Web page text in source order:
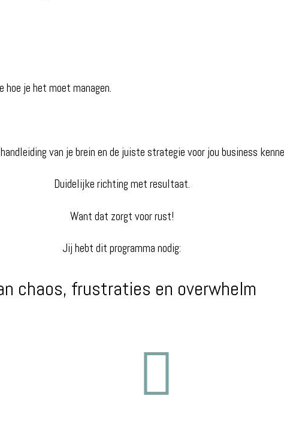
hoe je het moet managen.
van je brein en de juiste strategie voor jou business
Duidelijke richting met resultaat.
Want dat zorgt voor rust!
Jij hebt dit programma nodig:
chaos, frustraties en overwhelm